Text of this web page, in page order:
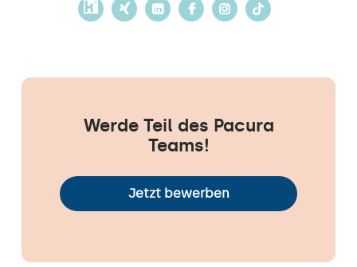
Werde Teil des Pacura
Teams!
Jetzt bewerben